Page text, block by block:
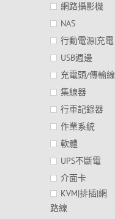
網路攝影機
NAS
行動電源|充電
USB週邊
充電頭/傳輸線
集線器
行車記錄器
作業系統
軟體
UPS不斷電
介面卡
KVM|排插|網
路線